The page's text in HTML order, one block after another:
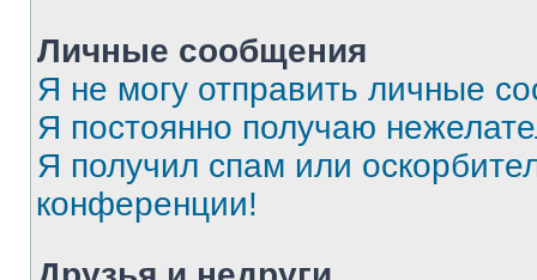
Личные сообщения
Я не могу отправить личные
Я постоянно получаю
Я получил спам или
конференции!